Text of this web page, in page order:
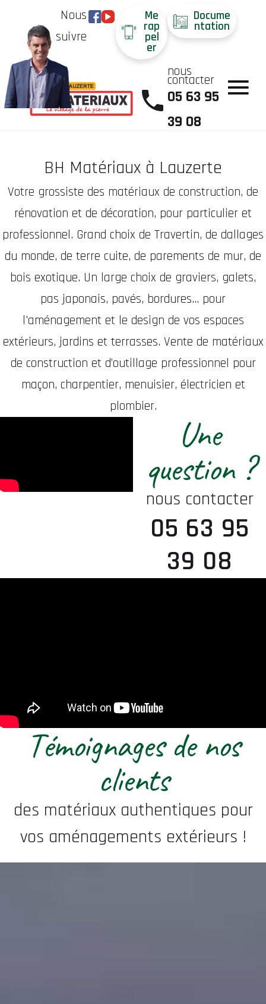
Nous
suivre
Me
rap
pel
er
Docume
ntation
nous
contacter
05 63 95
39 08
BH Matériaux à Lauzerte
Votre grossiste des matériaux de construction, de
rénovation et de décoration, pour particulier et
professionnel. Grand choix de Travertin, de dallages
du monde, de terre cuite, de parements de mur, de
bois exotique. Un large choix de graviers, galets,
pas japonais, pavés, bordures... pour
l'aménagement et le design de vos espaces
extérieurs, jardins et terrasses. Vente de matériaux
de construction et d’outillage professionnel pour
maçon, charpentier, menuisier, électricien et
plombier.
Une
question ?
nous contacter
05 63 95
39 08
Témoignages de nos
clients
des matériaux authentiques pour
vos aménagements extérieurs !